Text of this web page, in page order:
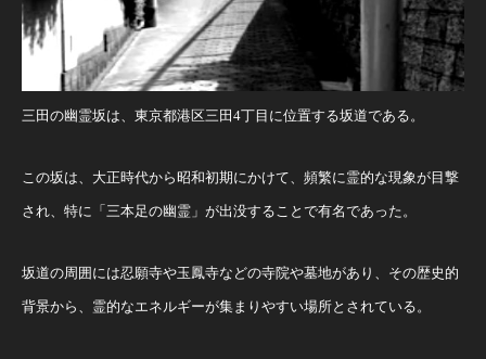
三田の幽霊坂は、東京都港区三田4丁目に位置する坂道である。
この坂は、大正時代から昭和初期にかけて、頻繁に霊的な現象が目撃
され、特に「三本足の幽霊」が出没することで有名であった。
坂道の周囲には忍願寺や玉鳳寺などの寺院や墓地があり、その歴史的
背景から、霊的なエネルギーが集まりやすい場所とされている。